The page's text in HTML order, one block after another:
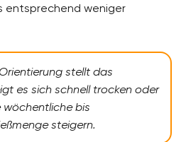
entsprechend weniger
stellt das
es sich schnell trocken oder
wöchentliche bis
steigern.